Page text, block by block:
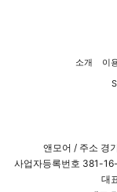
소개 이
앤모어 / 주소 경
사업자등록번호 381-
대